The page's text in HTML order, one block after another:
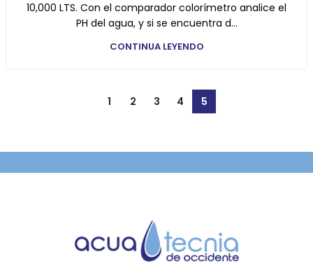
10,000 LTS. Con el comparador colorímetro analice el
PH del agua, y si se encuentra d...
CONTINUA LEYENDO
1 2 3 4 5